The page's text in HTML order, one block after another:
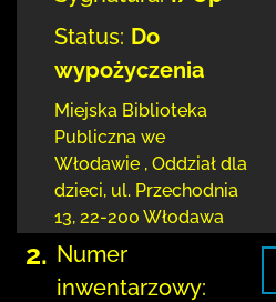
Status: Do
wypożyczenia
Miejska Biblioteka
Publiczna we
Włodawie , Oddział dla
dzieci, ul. Przechodnia
13, 22-200 Włodawa
2. Numer
inwentarzowy: